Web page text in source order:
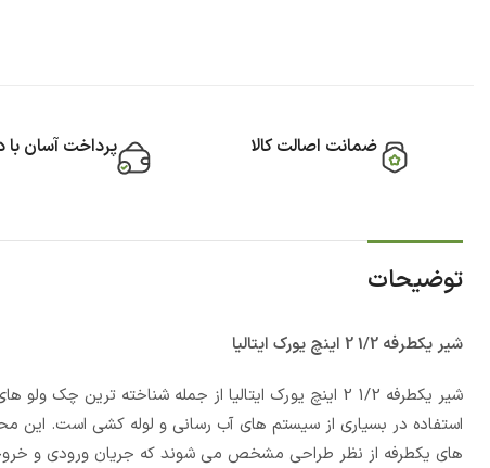
ضمانت اصالت کالا پرداخت آسان
توضیحات
شیر یکطرفه 1/2 2 اینچ یورک ایتالیا
شیر یکطرفه 1/2 2 اینچ یورک ایتالیا از جمله شناخته ترین چک ولو های بسیار با کیفیت و ارزان قیمت می باشد.
استفاده در بسیاری از سیستم های آب رسانی و لوله کشی است. این
های یکطرفه از نظر طراحی مشخص می شوند که جریان ورودی و